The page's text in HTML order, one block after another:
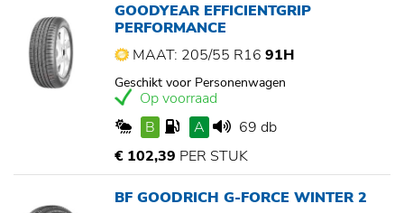
GOODYEAR EFFICIENTGRIP
PERFORMANCE
MAAT: 205/55 R16 91H
Geschikt voor Personenwagen
Op voorraad
B
A
69 db
€ 102,39 PER STUK
BF GOODRICH G-FORCE WINTER 2